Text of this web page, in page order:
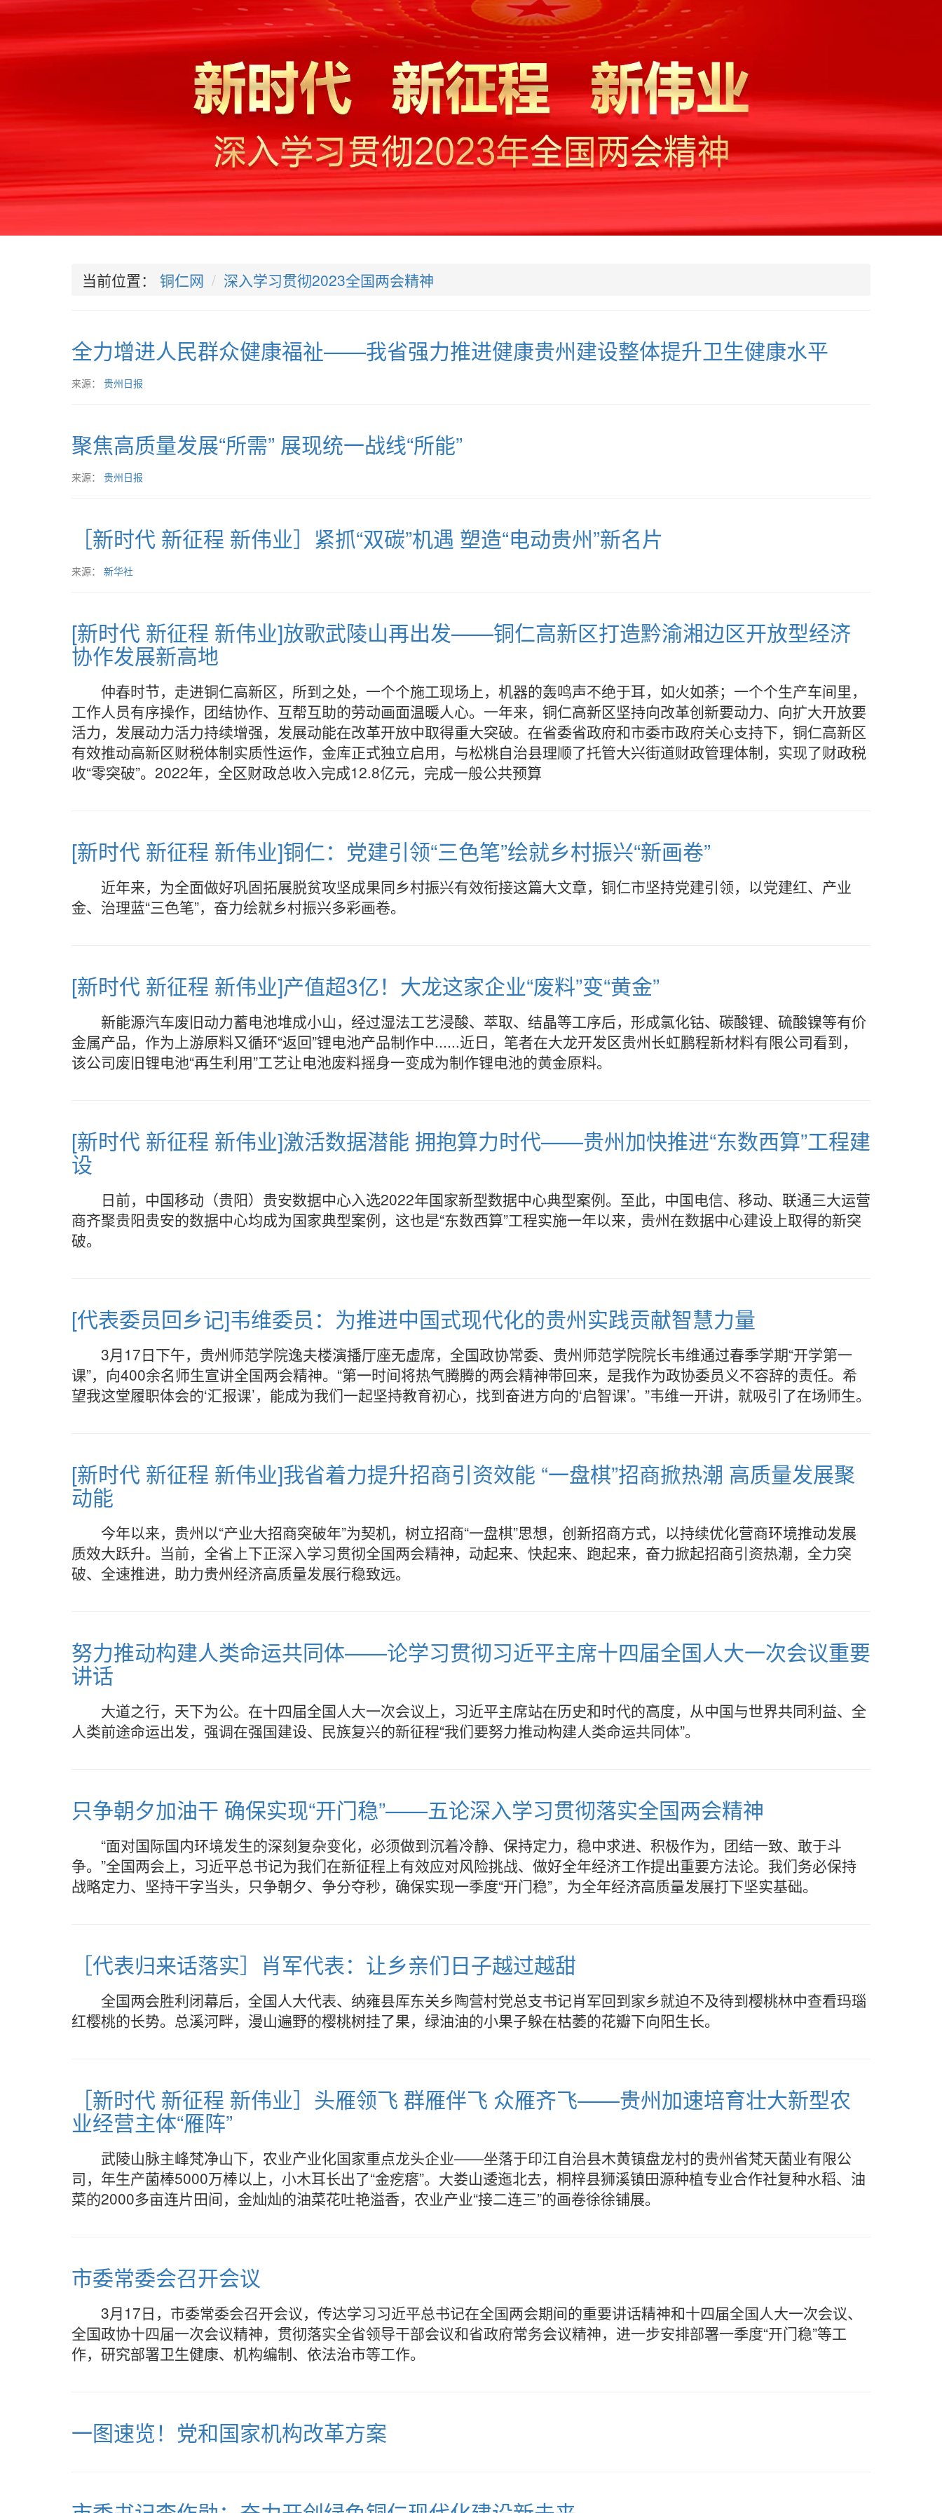
当前位置： 铜仁网 深入学习贯彻2023全国两会精神
全力增进人民群众健康福祉——我省强力推进健康贵州建设整体提升卫生健康水平
来源： 贵州日报
聚焦高质量发展“所需” 展现统一战线“所能”
来源： 贵州日报
［新时代 新征程 新伟业］紧抓“双碳”机遇 塑造“电动贵州”新名片
来源： 新华社
[新时代 新征程 新伟业]放歌武陵山再出发——铜仁高新区打造黔渝湘边区开放型经济
协作发展新高地
仲春时节，走进铜仁高新区，所到之处，一个个施工现场上，机器的轰鸣声不绝于耳，如火如荼；一个个生产车间里，
工作人员有序操作，团结协作、互帮互助的劳动画面温暖人心。一年来，铜仁高新区坚持向改革创新要动力、向扩大开放要
活力，发展动力活力持续增强，发展动能在改革开放中取得重大突破。在省委省政府和市委市政府关心支持下，铜仁高新区
有效推动高新区财税体制实质性运作，金库正式独立启用，与松桃自治县理顺了托管大兴街道财政管理体制，实现了财政税
收“零突破”。2022年，全区财政总收入完成12.8亿元，完成一般公共预算
[新时代 新征程 新伟业]铜仁：党建引领“三色笔”绘就乡村振兴“新画卷”
近年来，为全面做好巩固拓展脱贫攻坚成果同乡村振兴有效衔接这篇大文章，铜仁市坚持党建引领，以党建红、产业
金、治理蓝“三色笔”，奋力绘就乡村振兴多彩画卷。
[新时代 新征程 新伟业]产值超3亿！大龙这家企业“废料”变“黄金”
新能源汽车废旧动力蓄电池堆成小山，经过湿法工艺浸酸、萃取、结晶等工序后，形成氯化钴、碳酸锂、硫酸镍等有价
金属产品，作为上游原料又循环“返回”锂电池产品制作中......近日，笔者在大龙开发区贵州长虹鹏程新材料有限公司看到，
该公司废旧锂电池“再生利用”工艺让电池废料摇身一变成为制作锂电池的黄金原料。
[新时代 新征程 新伟业]激活数据潜能 拥抱算力时代——贵州加快推进“东数西算”工程建
设
日前，中国移动（贵阳）贵安数据中心入选2022年国家新型数据中心典型案例。至此，中国电信、移动、联通三大运营
商齐聚贵阳贵安的数据中心均成为国家典型案例，这也是“东数西算”工程实施一年以来，贵州在数据中心建设上取得的新突
破。
[代表委员回乡记]韦维委员：为推进中国式现代化的贵州实践贡献智慧力量
3月17日下午，贵州师范学院逸夫楼演播厅座无虚席，全国政协常委、贵州师范学院院长韦维通过春季学期“开学第一
课”，向400余名师生宣讲全国两会精神。“第一时间将热气腾腾的两会精神带回来，是我作为政协委员义不容辞的责任。希
望我这堂履职体会的‘汇报课’，能成为我们一起坚持教育初心，找到奋进方向的‘启智课’。”韦维一开讲，就吸引了在场师生。
[新时代 新征程 新伟业]我省着力提升招商引资效能 “一盘棋”招商掀热潮 高质量发展聚
动能
今年以来，贵州以“产业大招商突破年”为契机，树立招商“一盘棋”思想，创新招商方式，以持续优化营商环境推动发展
质效大跃升。当前，全省上下正深入学习贯彻全国两会精神，动起来、快起来、跑起来，奋力掀起招商引资热潮，全力突
破、全速推进，助力贵州经济高质量发展行稳致远。
努力推动构建人类命运共同体——论学习贯彻习近平主席十四届全国人大一次会议重要
讲话
大道之行，天下为公。在十四届全国人大一次会议上，习近平主席站在历史和时代的高度，从中国与世界共同利益、全
人类前途命运出发，强调在强国建设、民族复兴的新征程“我们要努力推动构建人类命运共同体”。
只争朝夕加油干 确保实现“开门稳”——五论深入学习贯彻落实全国两会精神
“面对国际国内环境发生的深刻复杂变化，必须做到沉着冷静、保持定力，稳中求进、积极作为，团结一致、敢于斗
争。”全国两会上，习近平总书记为我们在新征程上有效应对风险挑战、做好全年经济工作提出重要方法论。我们务必保持
战略定力、坚持干字当头，只争朝夕、争分夺秒，确保实现一季度“开门稳”，为全年经济高质量发展打下坚实基础。
［代表归来话落实］肖军代表：让乡亲们日子越过越甜
全国两会胜利闭幕后，全国人大代表、纳雍县厍东关乡陶营村党总支书记肖军回到家乡就迫不及待到樱桃林中查看玛瑙
红樱桃的长势。总溪河畔，漫山遍野的樱桃树挂了果，绿油油的小果子躲在枯萎的花瓣下向阳生长。
［新时代 新征程 新伟业］头雁领飞 群雁伴飞 众雁齐飞——贵州加速培育壮大新型农
业经营主体“雁阵”
武陵山脉主峰梵净山下，农业产业化国家重点龙头企业——坐落于印江自治县木黄镇盘龙村的贵州省梵天菌业有限公
司，年生产菌棒5000万棒以上，小木耳长出了“金疙瘩”。大娄山逶迤北去，桐梓县狮溪镇田源种植专业合作社复种水稻、油
菜的2000多亩连片田间，金灿灿的油菜花吐艳溢香，农业产业“接二连三”的画卷徐徐铺展。
市委常委会召开会议
3月17日，市委常委会召开会议，传达学习习近平总书记在全国两会期间的重要讲话精神和十四届全国人大一次会议、
全国政协十四届一次会议精神，贯彻落实全省领导干部会议和省政府常务会议精神，进一步安排部署一季度“开门稳”等工
作，研究部署卫生健康、机构编制、依法治市等工作。
一图速览！党和国家机构改革方案